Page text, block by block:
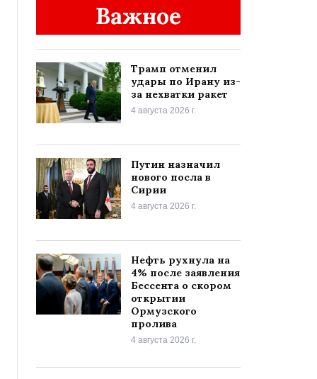
Важное
Трамп отменил
удары по Ирану из-
за нехватки ракет
4 августа 2026 г.
Путин назначил
нового посла в
Сирии
4 августа 2026 г.
Нефть рухнула на
4% после заявления
Бессента о скором
открытии
Ормузского
пролива
4 августа 2026 г.